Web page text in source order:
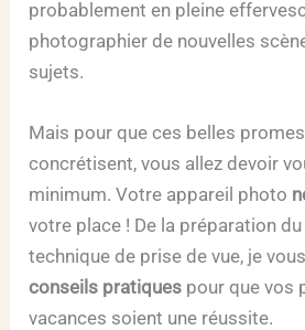
probablement en pleine
photographier de nouvelles
sujets.
Mais pour que ces belles
concrétisent, vous allez devoir
minimum. Votre appareil photo
votre place ! De la préparation
technique de prise de vue, je
conseils pratiques pour que vos
vacances soient une réussite.